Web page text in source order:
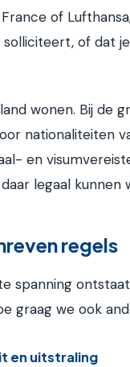
of
of dat
wonen. Bij de
nationaliteiten
en
legaal kunnen
regels
spanning
graag we ook
en uitstraling